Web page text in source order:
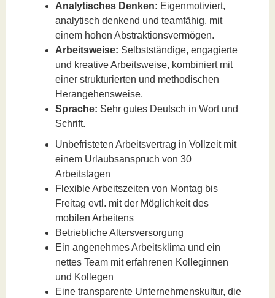
Analytisches Denken: Eigenmotiviert,
analytisch denkend und teamfähig, mit
einem hohen Abstraktionsvermögen.
Arbeitsweise: Selbstständige, engagierte
und kreative Arbeitsweise, kombiniert mit
einer strukturierten und methodischen
Herangehensweise.
Sprache: Sehr gutes Deutsch in Wort und
Schrift.
Unbefristeten Arbeitsvertrag in Vollzeit mit
einem Urlaubsanspruch von 30
Arbeitstagen
Flexible Arbeitszeiten von Montag bis
Freitag evtl. mit der Möglichkeit des
mobilen Arbeitens
Betriebliche Altersversorgung
Ein angenehmes Arbeitsklima und ein
nettes Team mit erfahrenen Kolleginnen
und Kollegen
Eine transparente Unternehmenskultur, die